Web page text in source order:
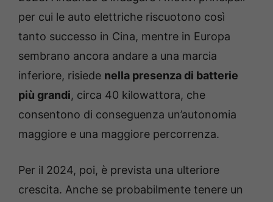
per cui le auto elettriche riscuotono così
tanto successo in Cina, mentre in Europa
sembrano ancora andare a una marcia
inferiore, risiede nella presenza di batterie
più grandi, circa 40 kilowattora, che
consentono di conseguenza un’autonomia
maggiore e una maggiore percorrenza.
Per il 2024, poi, è prevista una ulteriore
crescita. Anche se probabilmente tenere un